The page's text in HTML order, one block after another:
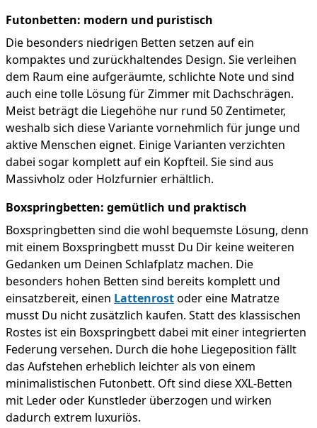
Futonbetten: modern und puristisch
Die besonders niedrigen Betten setzen auf ein
kompaktes und zurückhaltendes Design. Sie verleihen
dem Raum eine aufgeräumte, schlichte Note und sind
auch eine tolle Lösung für Zimmer mit Dachschrägen.
Meist beträgt die Liegehöhe nur rund 50 Zentimeter,
weshalb sich diese Variante vornehmlich für junge und
aktive Menschen eignet. Einige Varianten verzichten
dabei sogar komplett auf ein Kopfteil. Sie sind aus
Massivholz oder Holzfurnier erhältlich.
Boxspringbetten: gemütlich und praktisch
Boxspringbetten sind die wohl bequemste Lösung, denn
mit einem Boxspringbett musst Du Dir keine weiteren
Gedanken um Deinen Schlafplatz machen. Die
besonders hohen Betten sind bereits komplett und
einsatzbereit, einen Lattenrostoder eine Matratze
musst Du nicht zusätzlich kaufen. Statt des klassischen
Rostes ist ein Boxspringbett dabei mit einer integrierten
Federung versehen. Durch die hohe Liegeposition fällt
das Aufstehen erheblich leichter als von einem
minimalistischen Futonbett. Oft sind diese XXL-Betten
mit Leder oder Kunstleder überzogen und wirken
dadurch extrem luxuriös.